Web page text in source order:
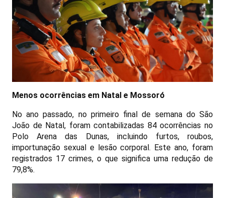
Menos ocorrências em Natal e Mossoró
No ano passado, no primeiro final de semana do São
João de Natal, foram contabilizadas 84 ocorrências no
Polo Arena das Dunas, incluindo furtos, roubos,
importunação sexual e lesão corporal. Este ano, foram
registrados 17 crimes, o que significa uma redução de
79,8%.